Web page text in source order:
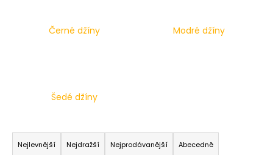
Černé džíny Modré džíny
Šedé džíny
Ř
a
Nejlevnější Nejdražší Nejprodávanější Abecedně
e